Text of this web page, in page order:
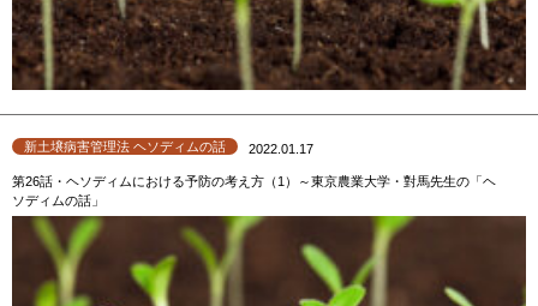
新土壌病害管理法 ヘソディムの話 2022.01.17
第26話・ヘソディムにおける予防の考え方（1）～東京農業大学・對馬先生の「ヘ
ソディムの話」